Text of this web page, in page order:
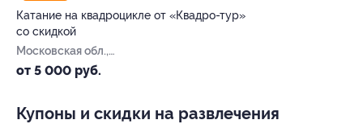
Катание на квадроцикле от «Квадро-тур»
со скидкой
Московская обл.,
Дмитровский г. о., пос.
от 5 000 руб.
Купоны и скидки на развлечения